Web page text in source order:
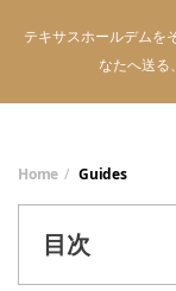
テキサスホールデムを
なたへ送る
Home Guides
目次